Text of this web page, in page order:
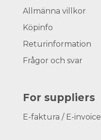
Allmänna villkor
Köpinfo
Returinformation
Frågor och svar
For suppliers
E-faktura / E-invoice